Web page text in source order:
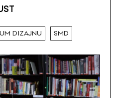
DIZAJNU SMD